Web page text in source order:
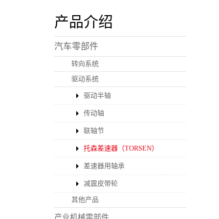
产品介绍
汽车零部件
转向系统
驱动系统
驱动半轴
传动轴
联轴节
托森差速器（TORSEN）
差速器用轴承
减震皮带轮
其他产品
产业机械零部件